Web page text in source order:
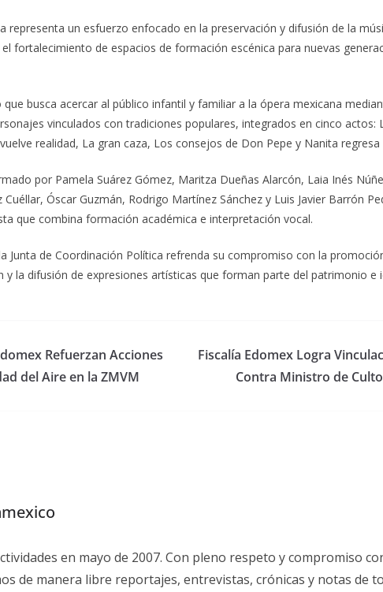
representa un esfuerzo enfocado en la preservación y difusión de la
fortalecimiento de espacios de formación escénica para nuevas
busca acercar al público infantil y familiar a la ópera mexicana
vinculados con tradiciones populares, integrados en cinco actos:
realidad, La gran caza, Los consejos de Don Pepe y Nanita regresa
por Pamela Suárez Gómez, Maritza Dueñas Alarcón, Laia Inés
Cuéllar, Óscar Guzmán, Rodrigo Martínez Sánchez y Luis Javier Barrón
que combina formación académica e interpretación vocal.
Junta de Coordinación Política refrenda su compromiso con la
y la difusión de expresiones artísticas que forman parte del patrimonio e
Refuerzan Acciones
del Aire en la ZMVM
Fiscalía Edomex Logra
Contra Ministro de
en mayo de 2007. Con pleno respeto y compromiso
de manera libre reportajes, entrevistas, crónicas y notas de